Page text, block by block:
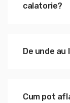
calatorie?
De unde au
Cum pot